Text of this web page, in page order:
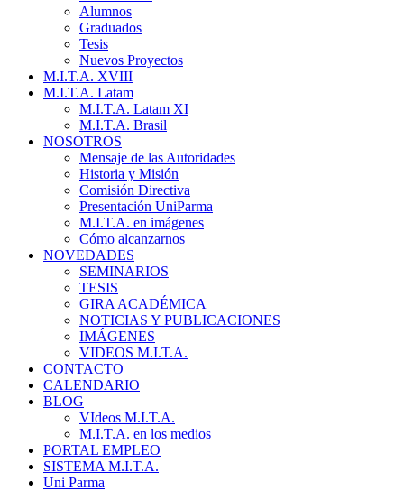
Alumnos
Graduados
Tesis
Nuevos Proyectos
M.I.T.A. XVIII
M.I.T.A. Latam
M.I.T.A. Latam XI
M.I.T.A. Brasil
NOSOTROS
Mensaje de las Autoridades
Historia y Misión
Comisión Directiva
Presentación UniParma
M.I.T.A. en imágenes
Cómo alcanzarnos
NOVEDADES
SEMINARIOS
TESIS
GIRA ACADÉMICA
NOTICIAS Y PUBLICACIONES
IMÁGENES
VIDEOS M.I.T.A.
CONTACTO
CALENDARIO
BLOG
VIdeos M.I.T.A.
M.I.T.A. en los medios
PORTAL EMPLEO
SISTEMA M.I.T.A.
Uni Parma